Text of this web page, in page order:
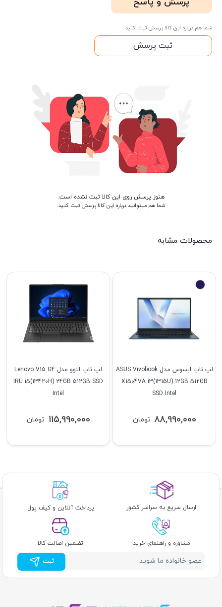
شما هم درباره این کالا پرسش ثبت کنید
ثبت پرسش
هنوز پرسش روی این کالا ثبت نشده است.
شما هم میتوانید درباره این کالا پرسش ثبت کنید.
محصولات مشابه
لپ تاپ لنوو مدل Lenovo V15 G4
IRU i5(13420H) 24GB 512GB SSD
Intel
تومان 115,990,000
لپ تاپ ایسوس مدل ASUS Vivobook
X1504VA i3(1315U) 12GB 512GB
SSD Intel
تومان 88,990,000
ارسال سریع به سراسر کشور پرداخت آنلاین و کیف پول
مشاوره و راهنمای خرید تضمین اصالت کالا
ثبت